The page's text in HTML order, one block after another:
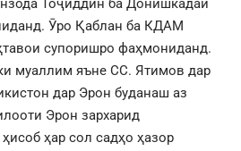
Тоҷиддин ба Донишкадаи
Ӯро Қаблан ба КДАМ
супоришро фаҳмониданд.
муаллим яъне СС. Ятимов дар
дар Эрон буданаш аз
Эрон зархарид
ҳар сол садҳо ҳазор